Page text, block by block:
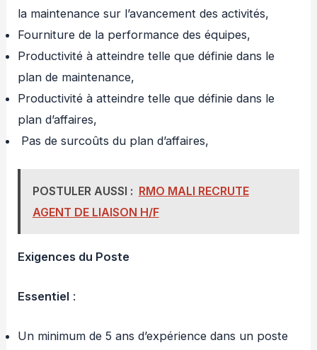
la maintenance sur l’avancement des activités,
Fourniture de la performance des équipes,
Productivité à atteindre telle que définie dans le
plan de maintenance,
Productivité à atteindre telle que définie dans le
plan d’affaires,
Pas de surcoûts du plan d’affaires,
POSTULER AUSSI : RMO MALI RECRUTE
AGENT DE LIAISON H/F
Exigences du Poste
Essentiel :
Un minimum de 5 ans d’expérience dans un poste